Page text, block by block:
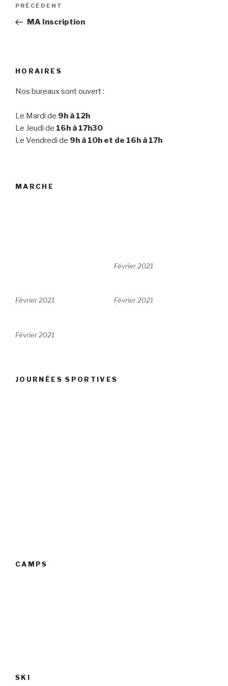
l’article
Article
précédent
PRÉCÉDENT
MA Inscription
HORAIRES
Nos bureaux sont ouvert :
Le Mardi de 9h à 12h
Le Jeudi de 16h à 17h30
Le Vendredi de 9h à 10h et de 16h à 17h
MARCHE
Février 2021
Février 2021 Février 2021
Février 2021
JOURNÉES SPORTIVES
CAMPS
SKI